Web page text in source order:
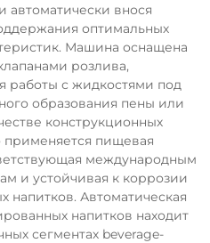
автоматически внося
оптимальных
Машина оснащена
розлива,
работы с жидкостями под
образования пены или
конструкционных
пищевая
международным
и устойчивая к коррозии
напитков. Автоматическая
напитков находит
сегментах beverage-